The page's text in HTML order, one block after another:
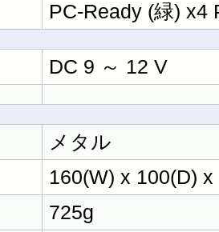
PC-Ready (緑) x4
DC 9 ～ 12 V
メタル
160(W) x 100(D) x
725g